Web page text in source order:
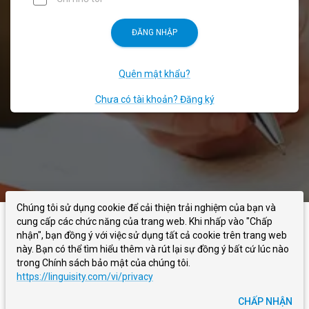
ĐĂNG NHẬP
Quên mật khẩu?
Chưa có tài khoản? Đăng ký
LINGUISITY VỀ CHÚNG TÔI BLOG LIÊN HỆ CHÚNG TÔI
ĐIỀU KHOẢN CHÍNH SÁCH BẢO MẬT
Bạn viết, chúng tôi sửa
Chúng tôi sử dụng cookie để cải thiện trải nghiệm của bạn và
cung cấp các chức năng của trang web. Khi nhấp vào "Chấp
nhận", bạn đồng ý với việc sử dụng tất cả cookie trên trang web
này. Bạn có thể tìm hiểu thêm và rút lại sự đồng ý bất cứ lúc nào
trong Chính sách bảo mật của chúng tôi.
https://linguisity.com/vi/privacy
CHẤP NHẬN